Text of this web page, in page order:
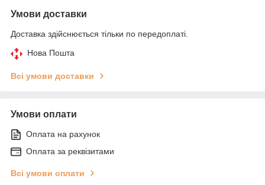
Умови доставки
Доставка здійснюється тільки по передоплаті.
Нова Пошта
Всі умови доставки
Умови оплати
Оплата на рахунок
Оплата за реквізитами
Всі умови оплати